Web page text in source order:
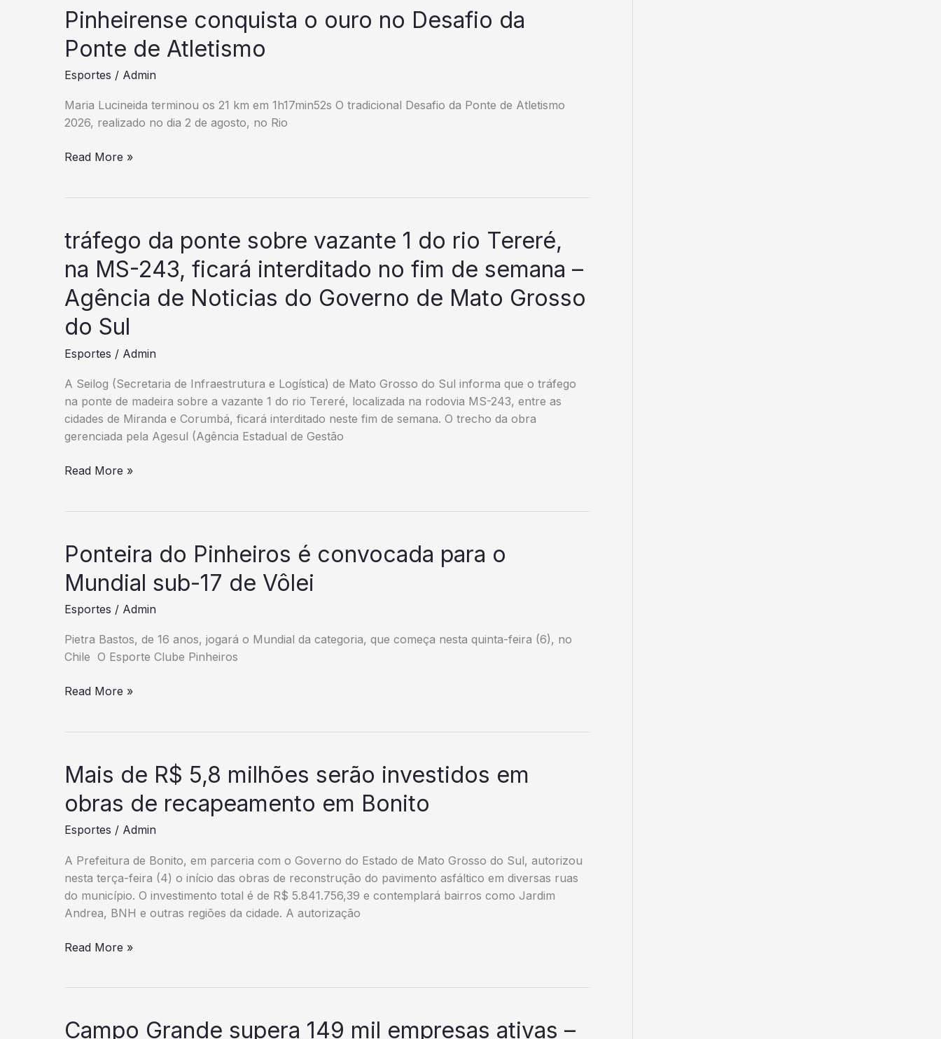
Clubes
feminino
pelo
2º
seguido
Pinheirense conquista o ouro no Desafio da
Ponte de Atletismo
Esportes / Admin
Maria Lucineida terminou os 21 km em 1h17min52s O tradicional Desafio da Ponte de Atletismo
2026, realizado no dia 2 de agosto, no Rio
Pinheirense
Desafio
da
Ponte
de
Atletismo
Read More »
tráfego da ponte sobre vazante 1 do rio Tereré,
na MS-243, ficará interditado no fim de semana –
Agência de Noticias do Governo de Mato Grosso
do Sul
Esportes / Admin
A Seilog (Secretaria de Infraestrutura e Logística) de Mato Grosso do Sul informa que o tráfego
na ponte de madeira sobre a vazante 1 do rio Tereré, localizada na rodovia MS-243, entre as
cidades de Miranda e Corumbá, ficará interditado neste fim de semana. O trecho da obra
gerenciada pela Agesul (Agência Estadual de Gestão
tráfego
1
do
rio
Tereré,
MS-
243,
interditado
fim
semana
–
Agência
Noticias
do
Governo
de
Mato
do
Read More »
Ponteira do Pinheiros é convocada para o
Mundial sub-17 de Vôlei
Esportes / Admin
Pietra Bastos, de 16 anos, jogará o Mundial da categoria, que começa nesta quinta-feira (6), no
Chile O Esporte Clube Pinheiros
Ponteira
para
o
Mundial
sub-
de
Vôlei
Read More »
Mais de R$ 5,8 milhões serão investidos em
obras de recapeamento em Bonito
Esportes / Admin
A Prefeitura de Bonito, em parceria com o Governo do Estado de Mato Grosso do Sul, autorizou
nesta terça-feira (4) o início das obras de reconstrução do pavimento asfáltico em diversas ruas
do município. O investimento total é de R$ 5.841.756,39 e contemplará bairros como Jardim
Andrea, BNH e outras regiões da cidade. A autorização
Mais
serão
Read More »
Campo Grande supera 149 mil empresas ativas –